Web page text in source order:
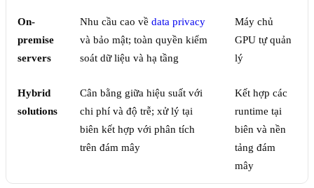
On-
premise
servers
Nhu cầu cao về data privacy
và bảo mật; toàn quyền kiểm
soát dữ liệu và hạ tầng
Máy chủ
GPU tự quản
lý
Hybrid
solutions
Cân bằng giữa hiệu suất với
chi phí và độ trễ; xử lý tại
biên kết hợp với phân tích
trên đám mây
Kết hợp các
runtime tại
biên và nền
tảng đám
mây